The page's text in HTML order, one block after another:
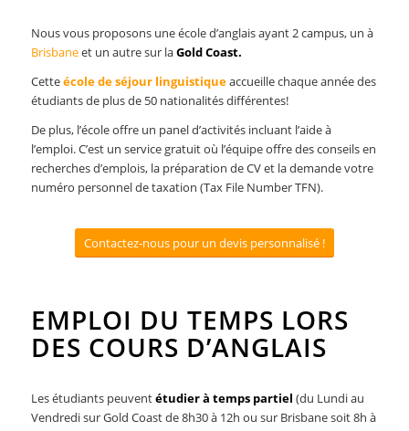
Nous vous proposons une école d’anglais ayant 2 campus, un à
Brisbaneet un autre sur laGold Coast.
Cetteécole de séjour linguistiqueaccueille chaque année des
étudiants de plus de 50 nationalités différentes!
De plus, l’école offre un panel d’activités incluant l’aide à
l’emploi. C’est un service gratuit où l’équipe offre des conseils en
recherches d’emplois, la préparation de CV et la demande votre
numéro personnel de taxation (Tax File Number TFN).
Contactez-nous pour un devis personnalisé !
EMPLOI DU TEMPS LORS
DES COURS D’ANGLAIS
Les étudiants peuventétudier à temps partiel (du Lundi au
Vendredi sur Gold Coast de 8h30 à 12h ou sur Brisbane soit 8h à